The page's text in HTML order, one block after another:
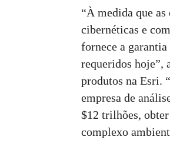
“À medida que as
cibernéticas e
fornece a
requeridos hoje”,
produtos na Esri.
empresa de
$12 trilhões,
complexo